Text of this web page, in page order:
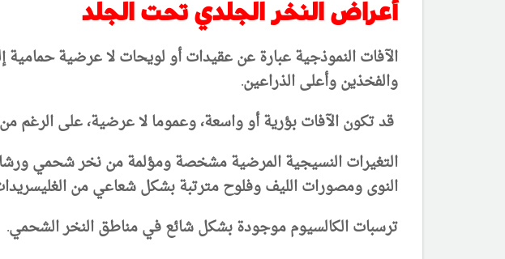
أعراض النخر الجلدي تحت الجلد
الآفات النموذجية عبارة عن عقيدات أو لويحات لا عرضية
والفخذين وأعلى الذراعين.
قد تكون الآفات بؤرية أو واسعة، وعموما لا عرضية، على الرغم من
التغيرات النسيجية المرضية مشخصة ومؤلمة من نخر شحمي
النوى ومصورات الليف وفلوح مترتبة بشكل شعاعي من الغليسريدات
ترسبات الكالسيوم موجودة بشكل شائع في مناطق النخر الشحمي.